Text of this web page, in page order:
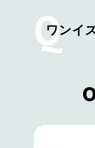
Q
ワンイ